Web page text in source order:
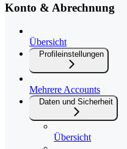
Konto & Abrechnung
Übersicht
Profileinstellungen
Mehrere Accounts
Daten und Sicherheit
Übersicht